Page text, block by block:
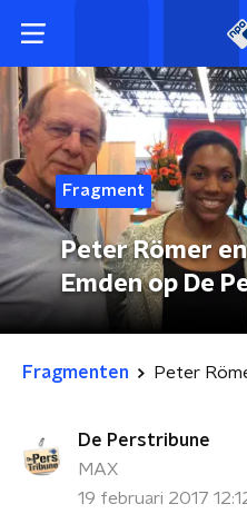
Fragment
Peter Römer
Emden op De
Fragmenten
De Perstribune
MAX
19 februari 2017